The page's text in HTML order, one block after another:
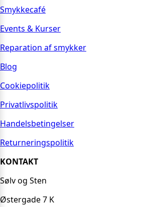
Smykkecafé
Events & Kurser
Reparation af smykker
Blog
Cookiepolitik
Privatlivspolitik
Handelsbetingelser
Returneringspolitik
KONTAKT
Sølv og Sten
Østergade 7 K